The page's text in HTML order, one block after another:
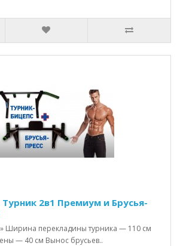
2в1 Премиум и Брусья-
Ширина перекладины турника — 110 см
— 40 см Вынос брусьев..